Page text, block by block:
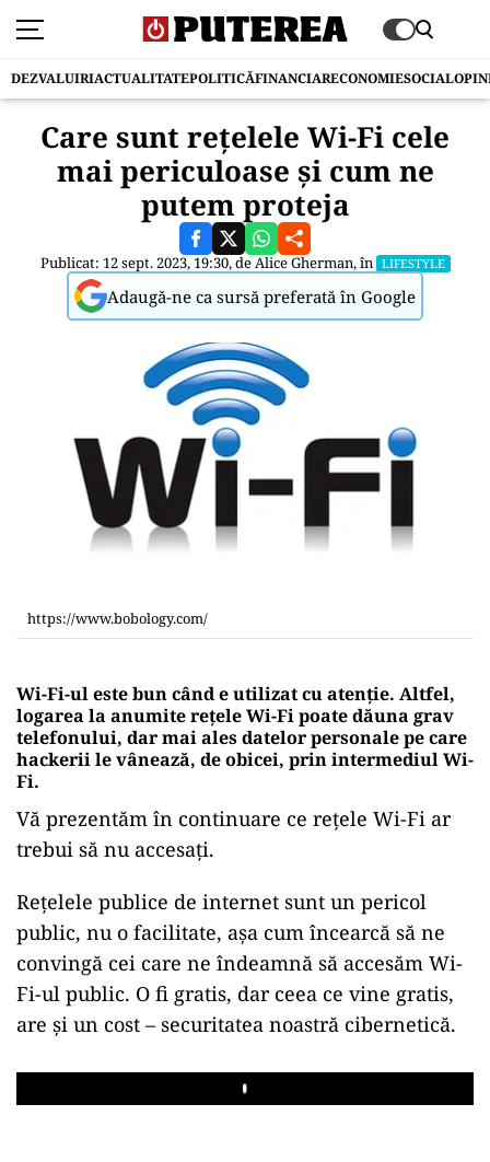
DEZVALUIRIACTUALITATEPOLITICĂFINANCIARECONOMIESOCIAL
Care sunt rețelele Wi-Fi cele
mai periculoase și cum ne
putem proteja
Publicat: 12 sept. 2023, 19:30, deAlice Gherman, în LIFESTYLE
Adaugă-ne ca sursă preferată în Google
https://www.bobology.com/
Wi-Fi-ul este bun când e utilizat cu atenție. Altfel,
logarea la anumite rețele Wi-Fi poate dăuna grav
telefonului, dar mai ales datelor personale pe care
hackerii le vânează, de obicei, prin intermediul Wi-
Fi.
Vă prezentăm în continuare ce rețele Wi-Fi ar
trebui să nu accesați.
Rețelele publice de internet sunt un pericol
public, nu o facilitate, așa cum încearcă să ne
convingă cei care ne îndeamnă să accesăm Wi-
Fi-ul public. O fi gratis, dar ceea ce vine gratis,
are și un cost – securitatea noastră cibernetică.
Play